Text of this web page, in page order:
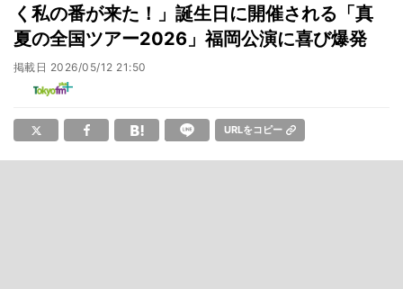
く私の番が来た！」誕生日に開催される「真
夏の全国ツアー2026」福岡公演に喜び爆発
掲載日 2026/05/12 21:50
URLをコピー